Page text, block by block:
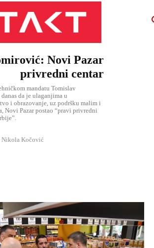
Novi Pazar
privredni centar
mandatu Tomislav
da je ulaganjima u
i obrazovanje, uz podršku malim i
Novi Pazar postao “pravi privredni
Nikola Kočović